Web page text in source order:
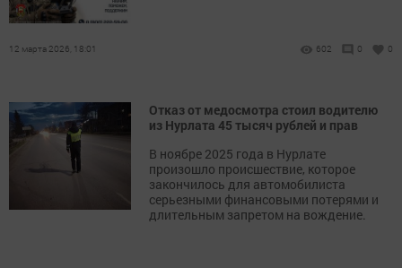
12 марта 2026, 18:01 602 0 0
Отказ от медосмотра стоил водителю
из Нурлата 45 тысяч рублей и прав
В ноябре 2025 года в Нурлате
произошло происшествие, которое
закончилось для автомобилиста
серьезными финансовыми потерями и
длительным запретом на вождение.